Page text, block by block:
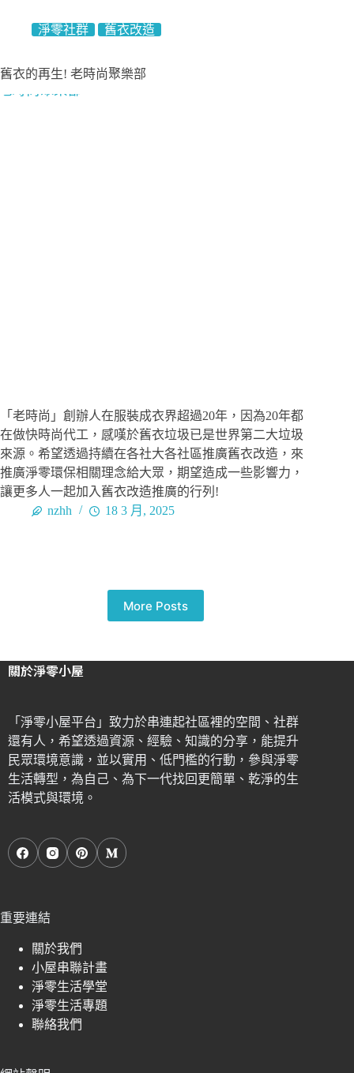
淨零社群 舊衣改造
舊衣的再生! 老時尚聚樂部
「老時尚」創辦人在服裝成衣界超過20年，因為20年都
在做快時尚代工，感嘆於舊衣垃圾已是世界第二大垃圾
來源。希望透過持續在各社大各社區推廣舊衣改造，來
推廣淨零環保相關理念給大眾，期望造成一些影響力，
讓更多人一起加入舊衣改造推廣的行列!
nzhh
18 3 月, 2025
More Posts
關於淨零小屋
「淨零小屋平台」致力於串連起社區裡的空間、社群
還有人，希望透過資源、經驗、知識的分享，能提升
民眾環境意識，並以實用、低門檻的行動，參與淨零
生活轉型，為自己、為下一代找回更簡單、乾淨的生
活模式與環境。
重要連結
關於我們
小屋串聯計畫
淨零生活學堂
淨零生活專題
聯絡我們